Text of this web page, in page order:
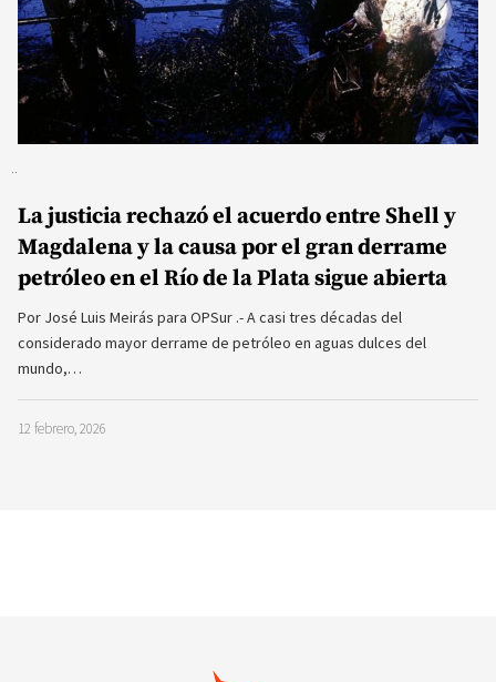
La justicia rechazó el acuerdo entre Shell y
Magdalena y la causa por el gran derrame
petróleo en el Río de la Plata sigue abierta
Por José Luis Meirás para OPSur .- A casi tres décadas del
considerado mayor derrame de petróleo en aguas dulces del
mundo,…
12 febrero, 2026